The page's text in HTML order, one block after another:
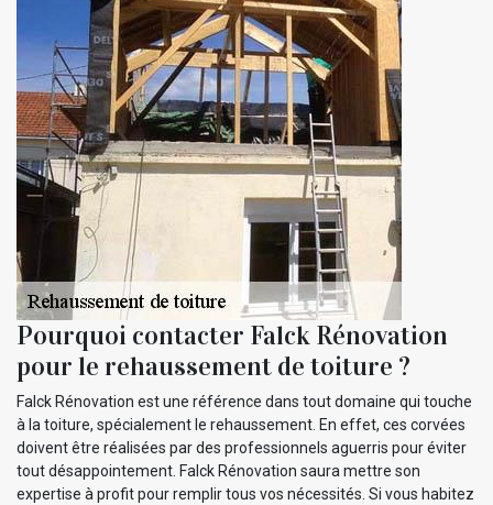
Pourquoi contacter Falck Rénovation
pour le rehaussement de toiture ?
Falck Rénovation est une référence dans tout domaine qui touche
à la toiture, spécialement le rehaussement. En effet, ces corvées
doivent être réalisées par des professionnels aguerris pour éviter
tout désappointement. Falck Rénovation saura mettre son
expertise à profit pour remplir tous vos nécessités. Si vous habitez